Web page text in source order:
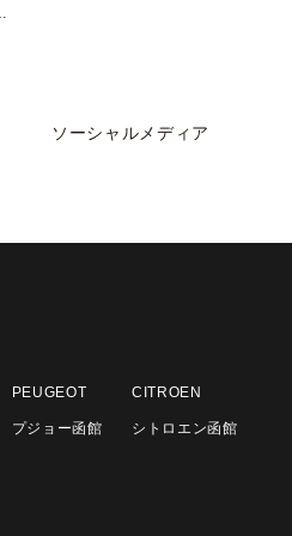
ソーシャル メディア
PEUGEOT
プジョー函館
CITROEN
シトロエン函館